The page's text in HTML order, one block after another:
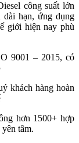
công suất lớn
dài hạn, ứng dụng
giới hiện nay phù
9001 – 2015, có
khách hàng hoàn
hơn 1500+ hợp
tâm.